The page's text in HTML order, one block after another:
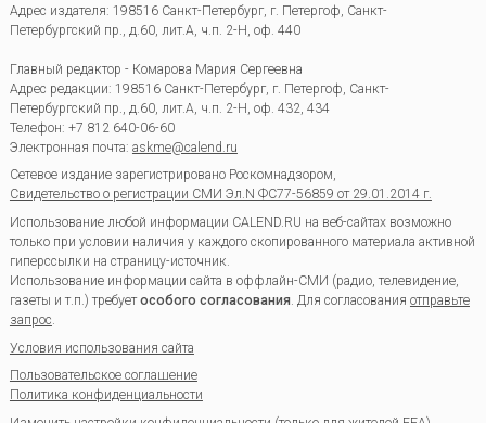
Адрес издателя: 198516 Санкт-Петербург, г. Петергоф, Санкт-
Петербургский пр., д.60, лит.А, ч.п. 2-Н, оф. 440
Главный редактор - Комарова Мария Сергеевна
Адрес редакции: 198516 Санкт-Петербург, г. Петергоф, Санкт-
Петербургский пр., д.60, лит.А, ч.п. 2-Н, оф. 432, 434
Телефон: +7 812 640-06-60
Электронная почта: askme@calend.ru
Сетевое издание зарегистрировано Роскомнадзором,
Свидетельство о регистрации СМИ Эл.N ФС77-56859 от 29.01.2014 г.
Использование любой информации CALEND.RU на веб-сайтах возможно
только при условии наличия у каждого скопированного материала активной
гиперссылки на страницу-источник.
Использование информации сайта в оффлайн-СМИ (радио, телевидение,
газеты и т.п.) требуетособого согласования. Для согласования отправьте
запрос.
Условия использования сайта
Пользовательское соглашение
Политика конфиденциальности